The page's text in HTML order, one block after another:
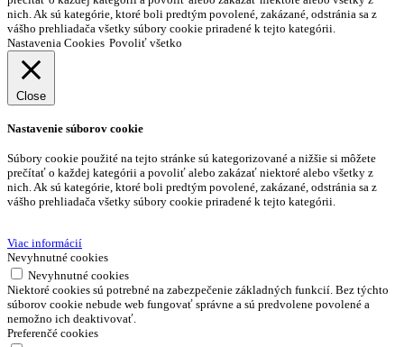
nich. Ak sú kategórie, ktoré boli predtým povolené, zakázané, odstránia sa z
vášho prehliadača všetky súbory cookie priradené k tejto kategórii.
Nastavenia Cookies Povoliť všetko
Close
Nastavenie súborov cookie
Súbory cookie použité na tejto stránke sú kategorizované a nižšie si môžete
prečítať o každej kategórii a povoliť alebo zakázať niektoré alebo všetky z
nich. Ak sú kategórie, ktoré boli predtým povolené, zakázané, odstránia sa z
vášho prehliadača všetky súbory cookie priradené k tejto kategórii.
Viac informácií
Nevyhnutné cookies
Nevyhnutné cookies
Niektoré cookies sú potrebné na zabezpečenie základných funkcií. Bez týchto
súborov cookie nebude web fungovať správne a sú predvolene povolené a
nemožno ich deaktivovať.
Preferenčé cookies